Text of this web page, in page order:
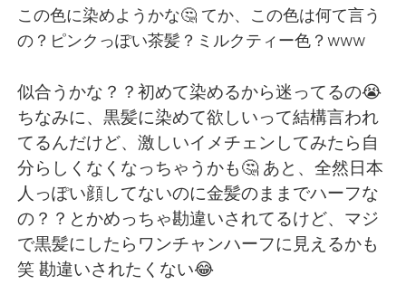
ไทย
English 简体中文
繁體中文 Español
العربية Français
Deutsch 日本語
この色に染めようかな🤔 てか、この色は何て言う
の？ピンクっぽい茶髪？ミルクティー色？www
似合うかな？？初めて染めるから迷ってるの😭
ちなみに、黒髪に染めて欲しいって結構言われ
てるんだけど、激しいイメチェンしてみたら自
分らしくなくなっちゃうかも🤔 あと、全然日本
人っぽい顔してないのに金髪のままでハーフな
の？？とかめっちゃ勘違いされてるけど、マジ
で黒髪にしたらワンチャンハーフに見えるかも
笑 勘違いされたくない😂